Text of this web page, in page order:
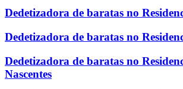
Dedetizadora de baratas no
Dedetizadora de baratas no
Dedetizadora de baratas no
Nascentes